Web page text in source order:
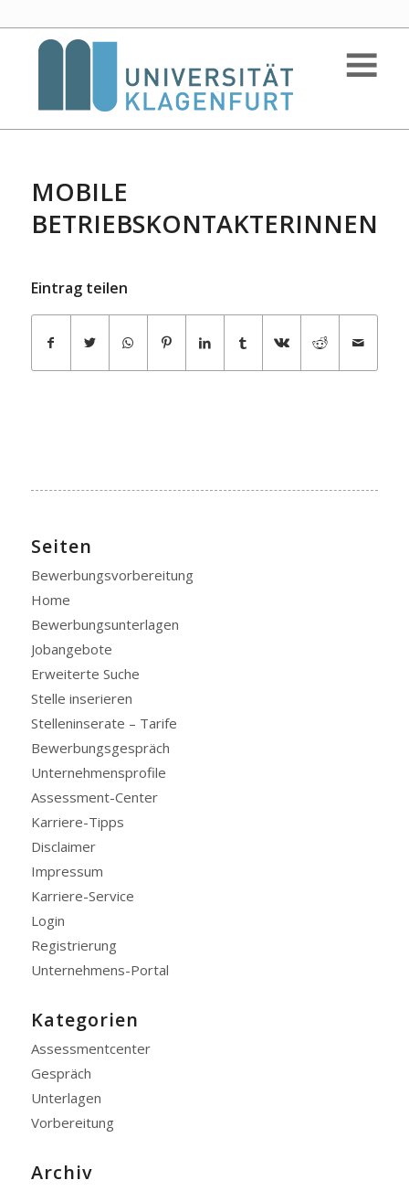
MOBILE
BETRIEBSKONTAKTERINNEN
Eintrag teilen
Seiten
Bewerbungsvorbereitung
Home
Bewerbungsunterlagen
Jobangebote
Erweiterte Suche
Stelle inserieren
Stelleninserate – Tarife
Bewerbungsgespräch
Unternehmensprofile
Assessment-Center
Karriere-Tipps
Disclaimer
Impressum
Karriere-Service
Login
Registrierung
Unternehmens-Portal
Kategorien
Assessmentcenter
Gespräch
Unterlagen
Vorbereitung
Archiv